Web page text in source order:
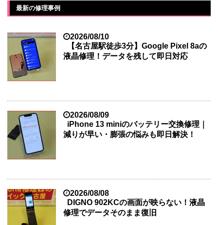
最新の修理事例
2026/08/10
【名古屋駅徒歩3分】Google Pixel 8aの
液晶修理！データを残して即日対応
2026/08/09
iPhone 13 miniのバッテリー交換修理｜
減りが早い・膨張の悩みも即日解決！
2026/08/08
DIGNO 902KCの画面が映らない！液晶
修理でデータそのまま復旧